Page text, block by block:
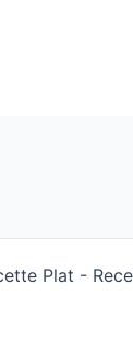
Plat -